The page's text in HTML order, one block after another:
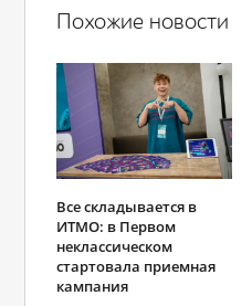
Похожие новости
Все складывается в
ИТМО: в Первом
неклассическом
стартовала приемная
кампания